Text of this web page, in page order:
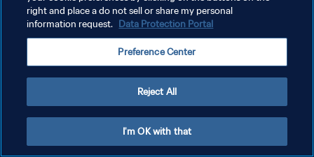
プライバシーポリシー
サービス利用規約
right and place a do not sell or share my personal
information request. Data Protection Portal
Preference Center
Reject All
I'm OK with that